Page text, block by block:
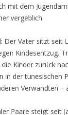
mit dem
vergeblich.
Der Vater sitzt seit
Kindesentzug.
Kinder zurück
in der tunesischen
Verwandten –
Paare steigt seit